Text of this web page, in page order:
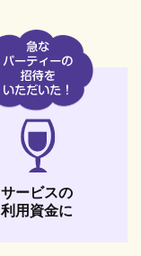
サービスの
利用資金に